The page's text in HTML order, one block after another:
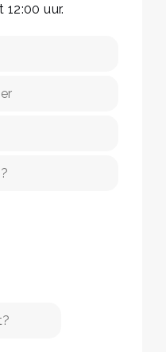
uur.